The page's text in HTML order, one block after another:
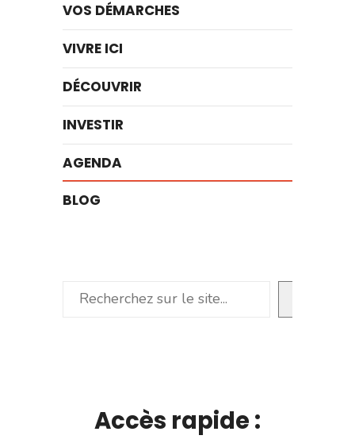
VOS DÉMARCHES
VIVRE ICI
DÉCOUVRIR
INVESTIR
AGENDA
BLOG
Rechercher
Accès rapide :